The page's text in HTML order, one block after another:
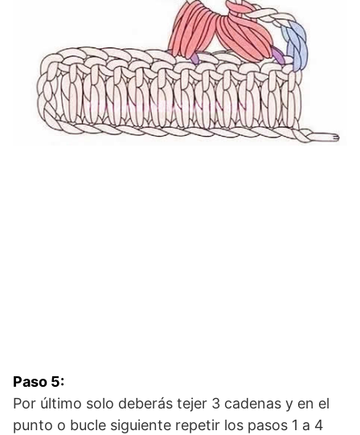
Paso 5:
Por último solo deberás tejer 3 cadenas y en el
punto o bucle siguiente repetir los pasos 1 a 4